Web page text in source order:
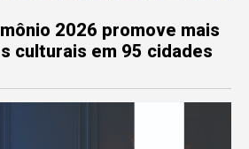
2026 promove mais
culturais em 95 cidades